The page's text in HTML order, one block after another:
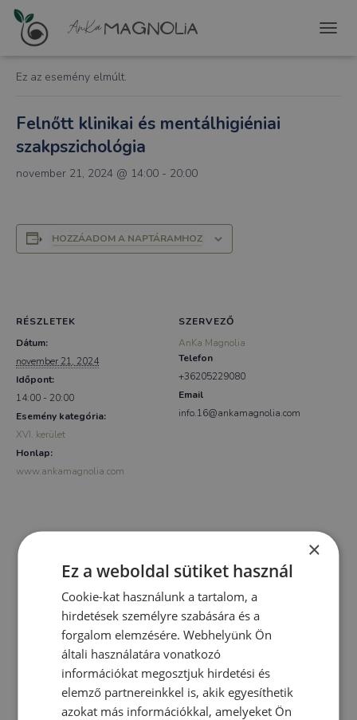
« Összes Események
Ez az esemény elmúlt.
Felnőtt klinikai és mentálhigiéniai
szakpszichológia
november 21, 2024 @ 14:00 - 20:00
HOZZÁADOM A NAPTÁRAMHOZ
RÉSZLETEK
Dátum:
november 21, 2024
Időpont:
14:00 - 20:00
Esemény kategória:
XVI. kerület
Honlap:
www.ankamagnolia.com
SZERVEZŐ
AnKa Magnolia
Telefon
+36205229080
Email
info.16@ankamagnolia.com
×
Ez a weboldal sütiket használ
Cookie-kat használunk a tartalom, a
hirdetések személyre szabására és a
forgalom elemzésére. Webhelyünk Ön
általi használatára vonatkozó
információkat megosztjuk hirdetési és
elemző partnereinkkel is, akik egyesíthetik
azokat más információkkal, amelyeket Ön